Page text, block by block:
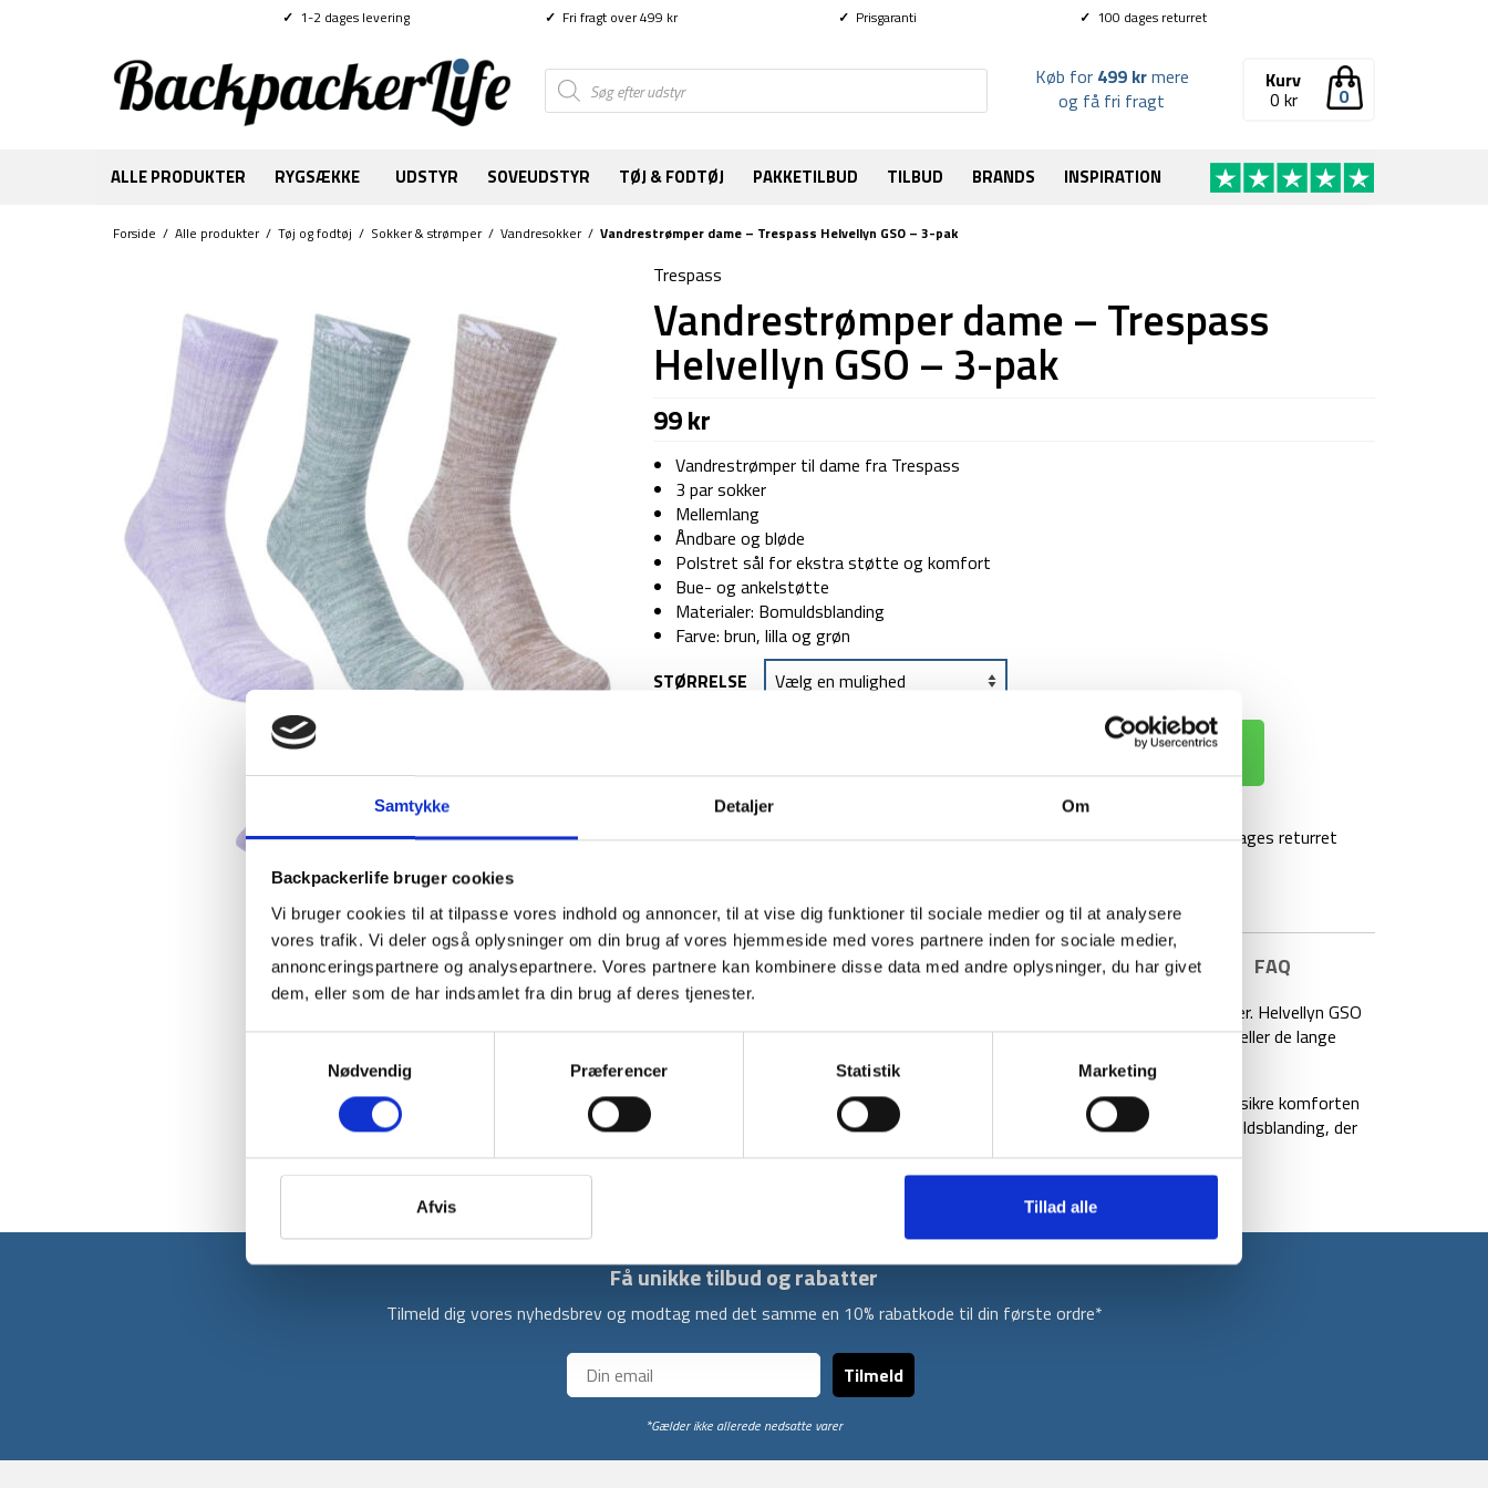
Samtykke Detaljer Om
Backpackerlife bruger cookies
Vi bruger cookies til at tilpasse vores indhold og annoncer, til at vise dig funktioner til sociale medier og til at analysere
vores trafik. Vi deler også oplysninger om din brug af vores hjemmeside med vores partnere inden for sociale medier,
annonceringspartnere og analysepartnere. Vores partnere kan kombinere disse data med andre oplysninger, du har givet
dem, eller som de har indsamlet fra din brug af deres tjenester.
Nødvendig
Præferencer Statistik Marketing
Afvis Tillad alle
✓ 1-2 dages levering ✓ Fri fragt over 499 kr ✓ Prisgaranti ✓ 100 dages returret
Products
search 0
Kurv
0 kr
Køb for 499 krmere
og få fri fragt
ALLE PRODUKTER RYGSÆKKE UDSTYR SOVEUDSTYR TØJ & FODTØJ PAKKETILBUD TILBUD BRANDS INSPIRATION
Forside / Alle produkter/ Tøj og fodtøj / Sokker & strømper/ Vandresokker/ Vandrestrømper dame – Trespass Helvellyn GSO – 3-pak
Trespass
Vandrestrømper dame – Trespass
Helvellyn GSO – 3-pak
99kr
Vandrestrømper til dame fra Trespass
3 par sokker
Mellemlang
Åndbare og bløde
Polstret sål for ekstra støtte og komfort
Bue- og ankelstøtte
Materialer: Bomuldsblanding
Farve: brun, lilla og grøn
STØRRELSE
1-2 dages levering Fri fragt over 499 kr 100 dages returret
BESKRIVELSE YDERLIGERE INFORMATION BRAND FAQ
Med strømperne fra Trespass, er du sikret 3 par bløde og komfortable strømper. Helvellyn GSO
er smarte og farverige strømper, som både kan bruges til vandring, hverdagen eller de lange
Strømperne er mellemlange og er udstyret med polstret sål, som er med til at sikre komforten
samt støtten, når du begiver dig ud på tur. Helvellyn GSO er designet i en bomuldsblanding, der
både giver den bløde effekt, men også gør dem behagelige at have på.
Få unikke tilbud og rabatter
Tilmeld dig vores nyhedsbrev og modtag med det samme en 10% rabatkode til din første ordre*
Tilmeld
*Gælder ikke allerede nedsatte varer